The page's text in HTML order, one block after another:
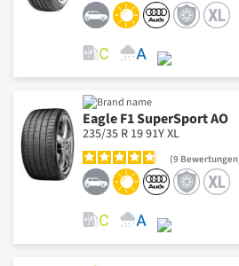
Eagle F1 SuperSport AO
235/35 R 19 91Y XL
9 Bewertungen